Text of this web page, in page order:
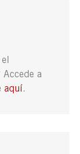
a
aquí .